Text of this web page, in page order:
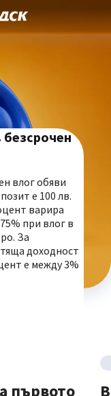
безсрочен
влог обяви
е 100 лв.
варира
при влог в
За
доходност
е между 3%
първото